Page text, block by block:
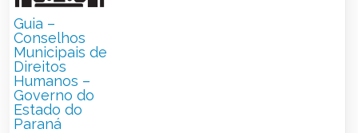
Guia –
Conselhos
Municipais de
Direitos
Humanos –
Governo do
Estado do
Paraná